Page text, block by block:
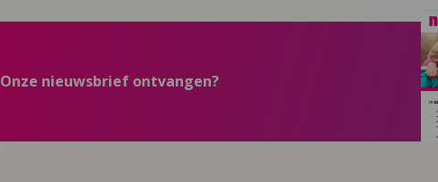
Onze nieuwsbrief ontvangen?